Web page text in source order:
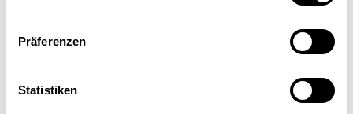
Präferenzen
Statistiken